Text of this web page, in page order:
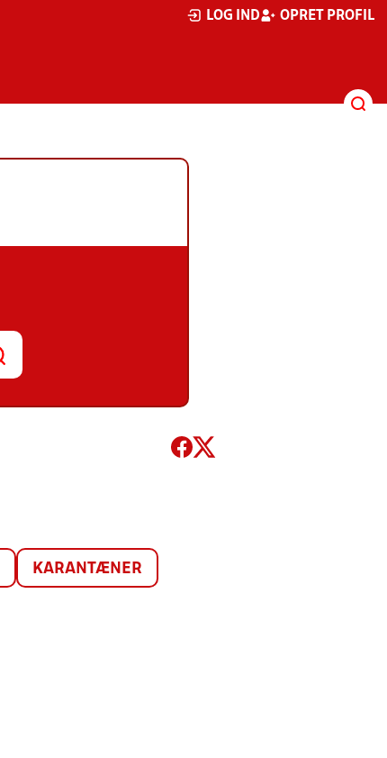
LOG IND OPRET PROFIL
KARANTÆNER